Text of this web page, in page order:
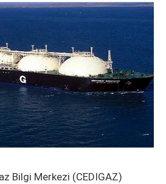
Bilgi Merkezi (CEDIGAZ)